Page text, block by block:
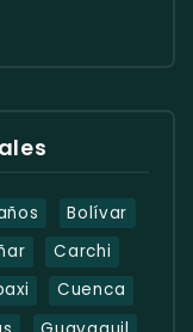
Bolívar
Carchi
Cuenca